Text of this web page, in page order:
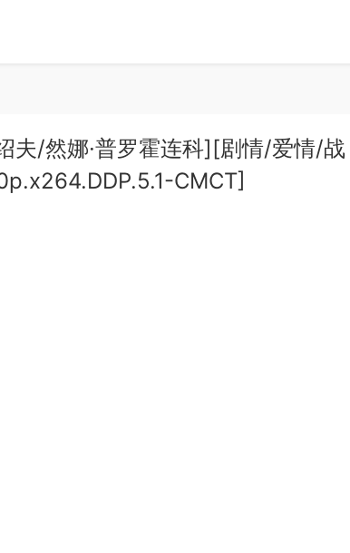
/然娜·普罗霍连科][剧情/爱情/战
CMCT]